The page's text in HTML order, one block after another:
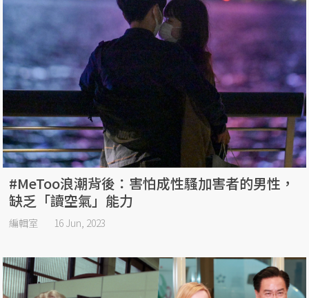
#MeToo浪潮背後：害怕成性騷加害者的男性，
缺乏「讀空氣」能力
編輯室 16 Jun, 2023